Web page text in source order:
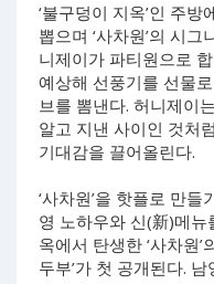
‘불구덩이 지옥’인 주
뽑으며 ‘사차원’의 시
니제이가 파티원으로
예상해 선풍기를 선물
브를 뽐낸다. 허니제이
알고 지낸 사이인 것처
기대감을 끌어올린다.
‘사차원’을 핫플로 만들
영 노하우와 신(新)메
옥에서 탄생한 ‘사차원
두부’가 첫 공개된다. 남